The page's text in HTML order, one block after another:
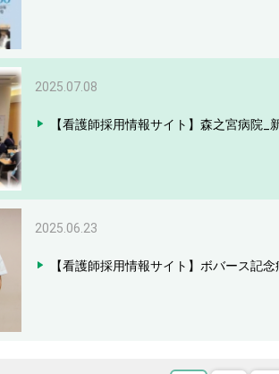
2025.07.08
【看護師採用情報サイト】森之宮病院_
2025.06.23
【看護師採用情報サイト】ボバース記